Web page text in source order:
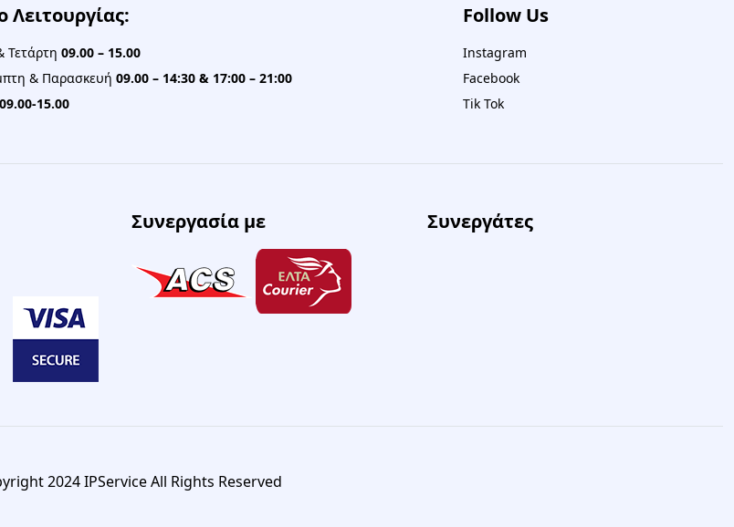
Λειτουργίας:
Τετάρτη 09.00 – 15.00
& Παρασκευή 09.00 – 14:30 & 17:00 – 21:00
09.00-15.00
Follow Us
Instagram
Facebook
Tik Tok
Συνεργασία με Συνεργάτες
2024 IPService All Rights Reserved